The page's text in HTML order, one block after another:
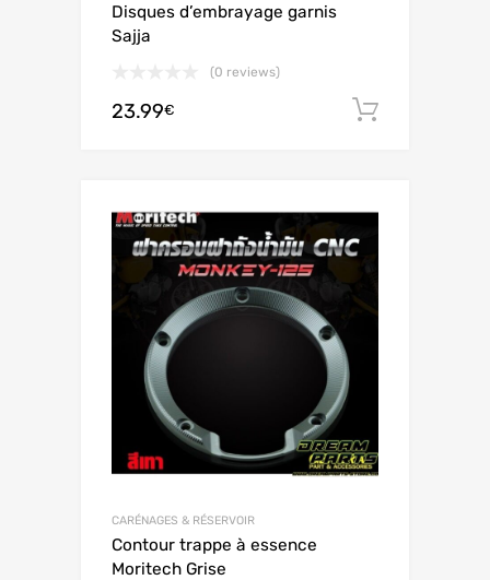
Disques d’embrayage garnis
Sajja
(0 reviews)
23.99€
CARÉNAGES & RÉSERVOIR
Contour trappe à essence
Moritech Grise